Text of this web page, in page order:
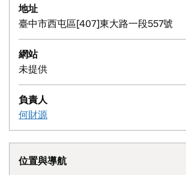
地址
臺中市西屯區[407]東大路一段557號
網站
未提供
負責人
何財源
位置與導航